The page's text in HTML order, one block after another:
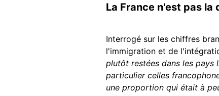
La France n'est pas
Interrogé sur les chiffres
l'immigration et de
plutôt restées dans les pays
particulier celles
une proportion qui était à